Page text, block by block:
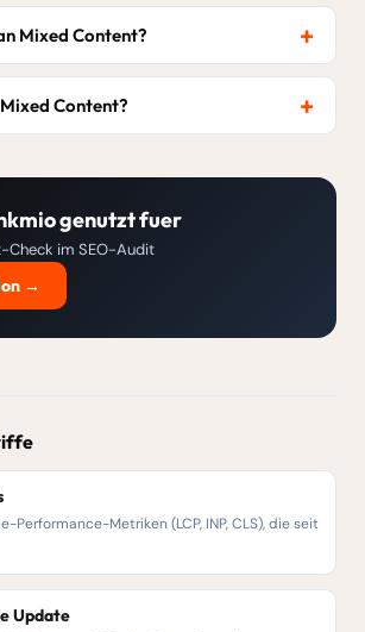
Mixed Content?
Content?
genutzt fuer
Check im SEO-Audit
→
Performance-Metriken (LCP, INP, CLS), die seit
Update